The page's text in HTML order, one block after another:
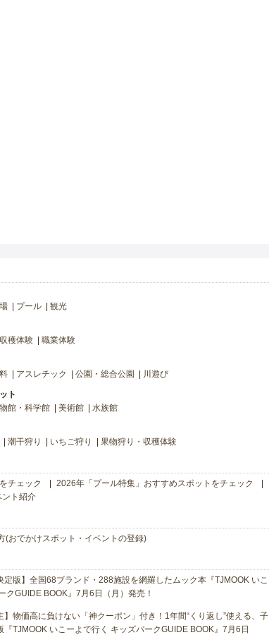
プール 観光
収穫体験 職業体験
アスレチック 公園・総合公園 川遊び
ト
館・科学館 美術館 水族館
潮干狩り いちご狩り 果物狩り・収穫体験
チェック
2026年「プール特集」おすすめスポットをチェック
ト紹介
(おでかけスポット・イベントの登録)
定版】全国68ブランド・288施設を網羅したムック本『TJMOOK いこ
クGUIDE BOOK』7月6日（月）発売！
】物価高に負けない「神クーポン」付き！1年間“くり返し”使える、子
TJMOOK いこーよで行く キッズパークGUIDE BOOK』7月6日